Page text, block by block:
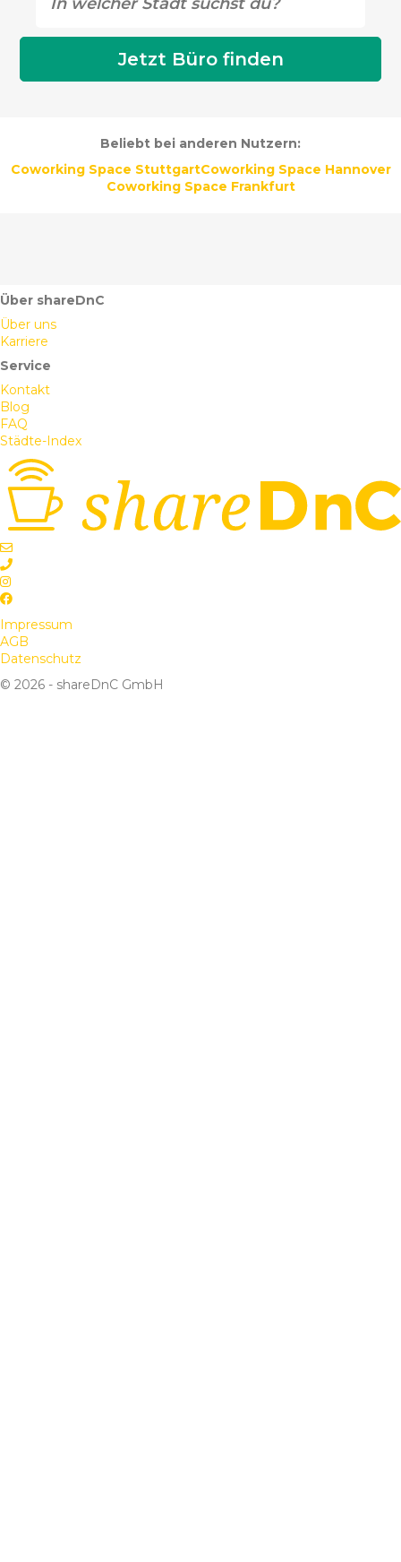
Beliebt bei anderen Nutzern:
Coworking Space StuttgartCoworking Space Hannover
Coworking Space Frankfurt
Über shareDnC
Über uns
Karriere
Service
Kontakt
Blog
FAQ
Städte-Index
Impressum
AGB
Datenschutz
© 2026 - shareDnC GmbH